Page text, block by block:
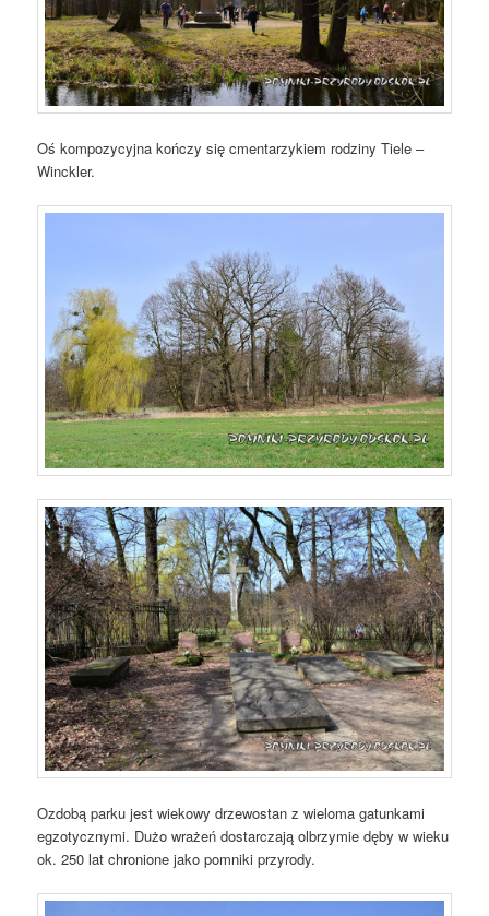
Oś kompozycyjna kończy się cmentarzykiem rodziny Tiele –
Winckler.
Ozdobą parku jest wiekowy drzewostan z wieloma gatunkami
egzotycznymi. Dużo wrażeń dostarczają olbrzymie dęby w wieku
ok. 250 lat chronione jako pomniki przyrody.